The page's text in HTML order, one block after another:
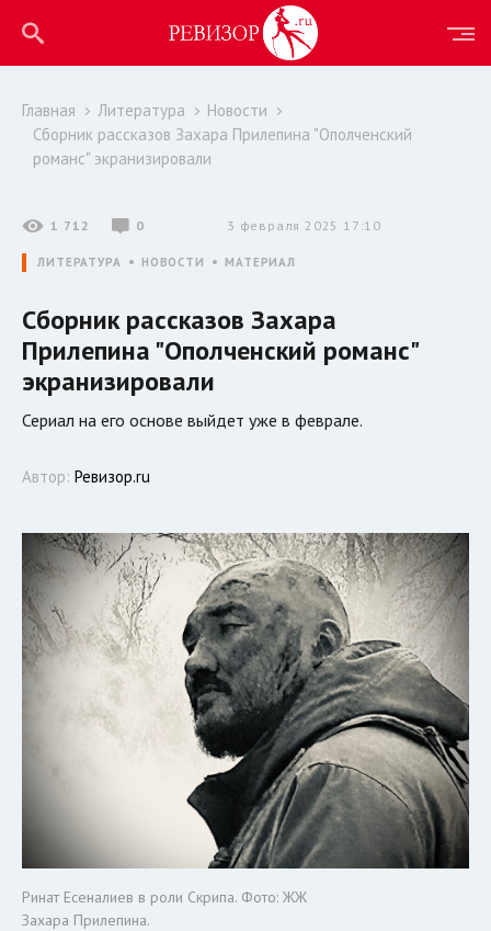
Главная Литература
Новости
Сборник рассказов Захара Прилепина "Ополченский
романс" экранизировали
1 712 0 3 февраля 2025 17:10
ЛИТЕРАТУРА НОВОСТИ МАТЕРИАЛ
Сборник рассказов Захара
Прилепина "Ополченский романс"
экранизировали
Сериал на его основе выйдет уже в феврале.
Автор: Ревизор.ru
Ринат Есеналиев в роли Скрипа. Фото: ЖЖ
Захара Прилепина.